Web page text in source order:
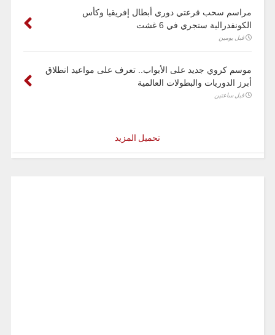
مراسم سحب قرعتي دوري أبطال إفريقيا وكأس
الكونفدرالية ستجري في 6 غشت
قبل يومين
موسم كروي جديد على الأبواب.. تعرف على مواعيد انطلاق
أبرز الدوريات والبطولات العالمية
قبل ساعتين
تحميل المزيد